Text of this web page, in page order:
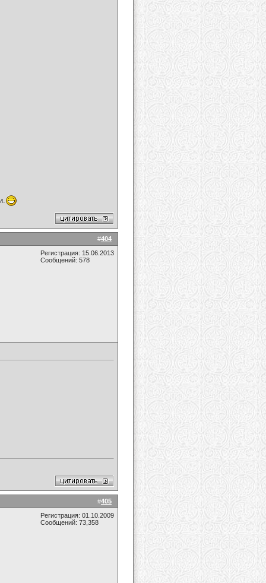
#404
Регистрация: 15.06.2013
Сообщений: 578
#405
Регистрация: 01.10.2009
Сообщений: 73,358